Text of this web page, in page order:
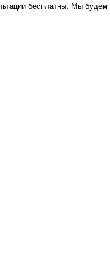
бесплатны. Мы